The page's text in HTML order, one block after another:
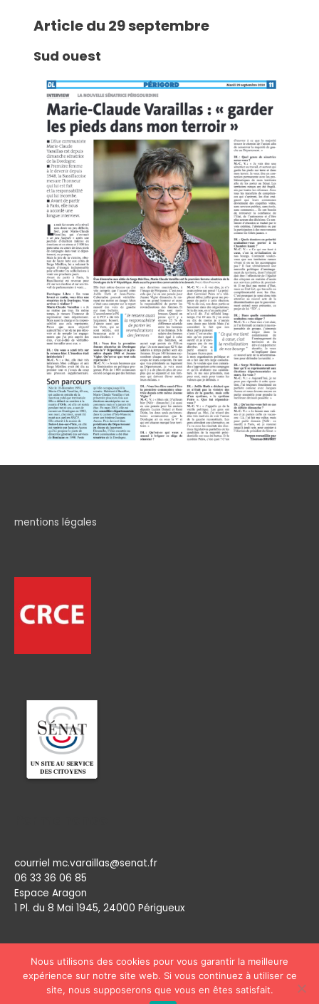
Article du 29 septembre
Sud ouest
mentions légales
courriel mc.varaillas@senat.fr
06 33 36 06 85
Espace Aragon
1 Pl. du 8 Mai 1945, 24000 Périgueux​
Copyright © 2026Marie Claude Varaillas
Nous utilisons des cookies pour vous garantir la meilleure
expérience sur notre site web. Si vous continuez à utiliser ce
site, nous supposerons que vous en êtes satisfait.